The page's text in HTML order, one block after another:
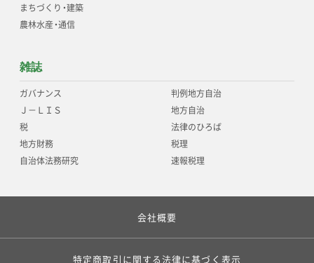
まちづくり・建築
農林水産・通信
雑誌
ガバナンス
Ｊ－ＬＩＳ
税
地方財務
自治体法務研究
判例地方自治
地方自治
法律のひろば
税理
速報税理
会社概要
特定商取引に関する法律に基づく表示